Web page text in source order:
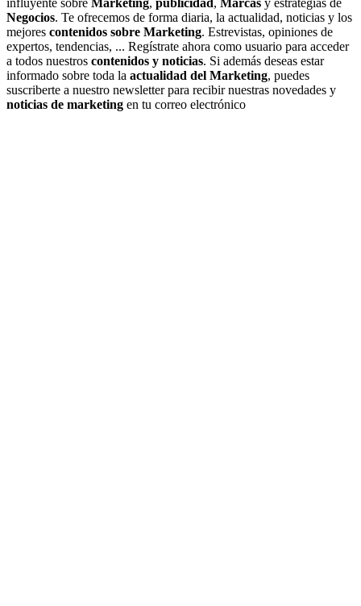
influyente sobre Marketing, publicidad , Marcas y estrategias de
Negocios. Te ofrecemos de forma diaria, la actualidad, noticias y los
mejores contenidos sobre Marketing. Estrevistas, opiniones de
expertos, tendencias, ... Regístrate ahora como usuario para acceder
a todos nuestros contenidos y noticias. Si además deseas estar
informado sobre toda la actualidad del Marketing, puedes
suscriberte a nuestro newsletter para recibir nuestras novedades y
noticias de marketing en tu correo electrónico